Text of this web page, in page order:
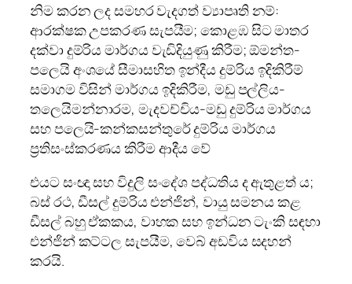
නිම කරන ලද සමහර වැදගත් ව්‍යාපෘති නම්:
ආරක්ෂක උපකරණ සැපයීම; කොළඹ සිට මාතර
දක්වා දුම්රිය මාර්ගය වැඩිදියුණු කිරීම; ඕමන්ත-
පලෙයි අංශයේ සීමාසහිත ඉන්දීය දුම්රිය ඉදිකිරීම්
සමාගම විසින් මාර්ගය ඉදිකිරීම, මඩු පල්ලිය-
තලෙයිමන්නාරම, මැදවච්චිය-මඩු දුම්රිය මාර්ගය
සහ පලෙයි-කන්කසන්තුරේ දුම්රිය මාර්ගය
ප්‍රතිසංස්කරණය කිරීම ආදීය වේ
එයට සංඥා සහ විදුලි සංදේශ පද්ධතිය ද ඇතුළත් ය;
බස් රථ, ඩීසල් දුම්රිය එන්ජින්, වායු සමනය කළ
ඩීසල් බහු ඒකකය, වාහක සහ ඉන්ධන ටැංකි සඳහා
එන්ජින් කට්ටල සැපයීම, වෙබ් අඩවිය සදහන්
කරයි.